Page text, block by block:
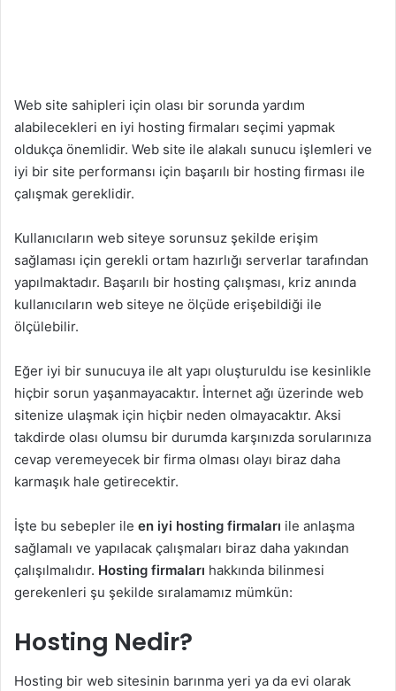
Web site sahipleri için olası bir sorunda yardım
alabilecekleri en iyi hosting firmaları seçimi yapmak
oldukça önemlidir. Web site ile alakalı sunucu işlemleri ve
iyi bir site performansı için başarılı bir hosting firması ile
çalışmak gereklidir.
Kullanıcıların web siteye sorunsuz şekilde erişim
sağlaması için gerekli ortam hazırlığı serverlar tarafından
yapılmaktadır. Başarılı bir hosting çalışması, kriz anında
kullanıcıların web siteye ne ölçüde erişebildiği ile
ölçülebilir.
Eğer iyi bir sunucuya ile alt yapı oluşturuldu ise kesinlikle
hiçbir sorun yaşanmayacaktır. İnternet ağı üzerinde web
sitenize ulaşmak için hiçbir neden olmayacaktır. Aksi
takdirde olası olumsu bir durumda karşınızda sorularınıza
cevap veremeyecek bir firma olması olayı biraz daha
karmaşık hale getirecektir.
İşte bu sebepler ile en iyi hosting firmaları ile anlaşma
sağlamalı ve yapılacak çalışmaları biraz daha yakından
çalışılmalıdır. Hosting firmaları hakkında bilinmesi
gerekenleri şu şekilde sıralamamız mümkün:
Hosting Nedir?
Hosting bir web sitesinin barınma yeri ya da evi olarak